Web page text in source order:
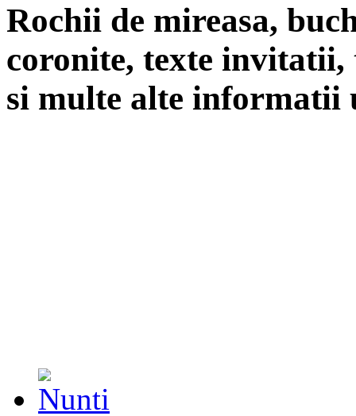
Rochii de mireasa,
coronite, texte
si multe alte informatii